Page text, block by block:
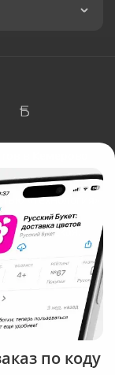
в Кемерово
«Технология»
по коду